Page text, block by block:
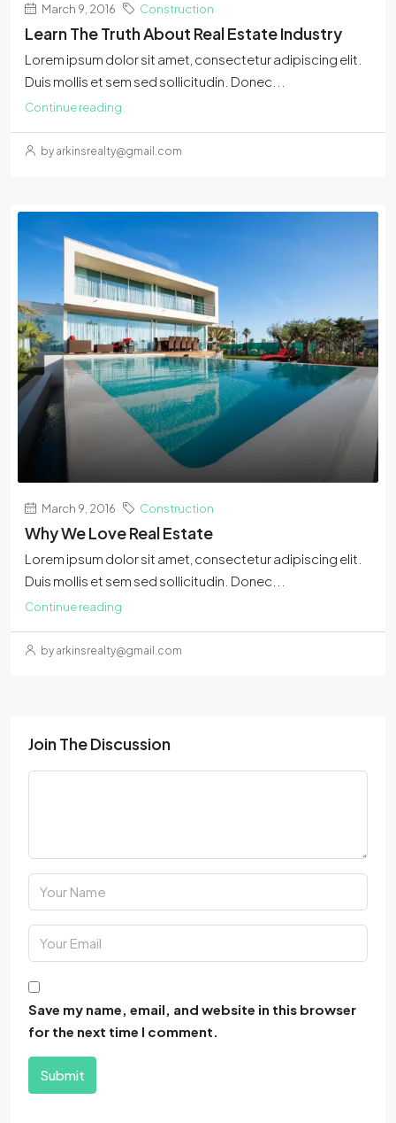
March 9, 2016 Construction
Learn The Truth About Real Estate Industry
Lorem ipsum dolor sit amet, consectetur adipiscing elit.
Duis mollis et sem sed sollicitudin. Donec...
Continue reading
by arkinsrealty@gmail.com
March 9, 2016 Construction
Why We Love Real Estate
Lorem ipsum dolor sit amet, consectetur adipiscing elit.
Duis mollis et sem sed sollicitudin. Donec...
Continue reading
by arkinsrealty@gmail.com
Join The Discussion
Save my name, email, and website in this browser
for the next time I comment.
Submit